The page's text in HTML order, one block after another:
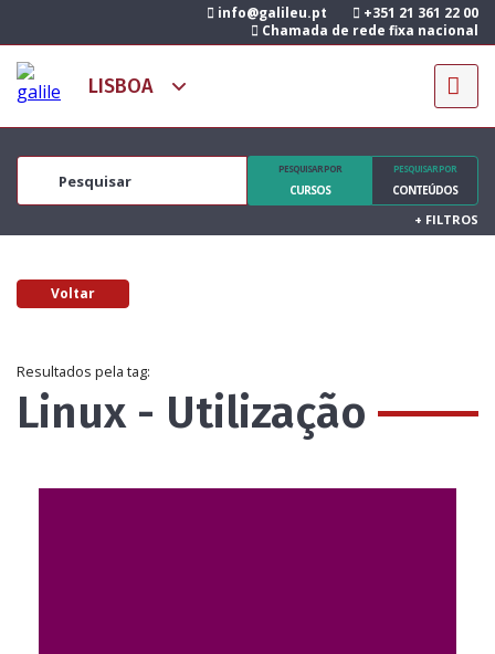
info@galileu.pt
+351 21 361 22 00
Chamada de rede fixa nacional
PESQUISAR POR
CURSOS
PESQUISAR POR
CONTEÚDOS
+ FILTROS
Voltar
Resultados pela tag:
Linux - Utilização